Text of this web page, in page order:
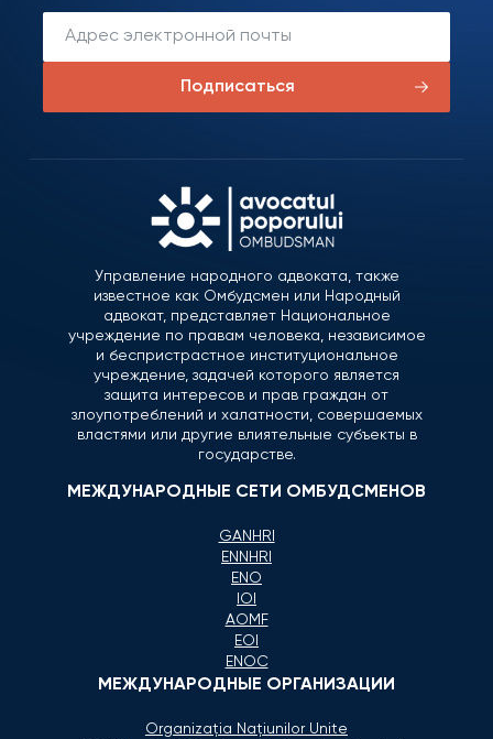
Подписаться
Управление народного адвоката, также
известное как Омбудсмен или Народный
адвокат, представляет Национальное
учреждение по правам человека, независимое
и беспристрастное институциональное
учреждение, задачей которого является
защита интересов и прав граждан от
злоупотреблений и халатности, совершаемых
властями или другие влиятельные субъекты в
государстве.
МЕЖДУНАРОДНЫЕ СЕТИ ОМБУДСМЕНОВ
GANHRI
ENNHRI
ENO
IOI
AOMF
EOI
ENOC
МЕЖДУНАРОДНЫЕ ОРГАНИЗАЦИИ
Organizaţia Naţiunilor Unite